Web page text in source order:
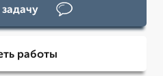
работы